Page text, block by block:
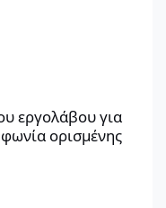
εργολάβου για
ορισμένης